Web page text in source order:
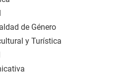
de Género
y Turística